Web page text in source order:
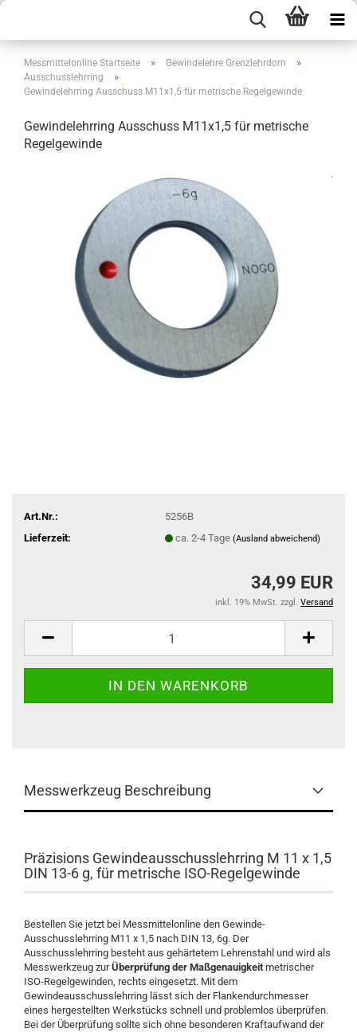
Messmittelonline Startseite » Gewindelehre Grenzlehrdorn »
Ausschusslehrring »
Gewindelehrring Ausschuss M11x1,5 für metrische Regelgewinde
Gewindelehrring Ausschuss M11x1,5 für metrische
Regelgewinde
.
Art.Nr.:
5256B
Lieferzeit:
ca. 2-4 Tage (Ausland abweichend)
34,99 EUR
inkl. 19% MwSt. zzgl. Versand
Messwerkzeug Beschreibung
Präzisions Gewindeausschusslehrring M 11 x 1,5
DIN 13-6 g, für metrische ISO-Regelgewinde
Bestellen Sie jetzt bei Messmittelonline den Gewinde-
Ausschusslehrring M11 x 1,5 nach DIN 13, 6g. Der
Ausschusslehrring besteht aus gehärtetem Lehrenstahl und wird als
Messwerkzeug zurÜberprüfung der Maßgenauigkeitmetrischer
ISO-Regelgewinden, rechts eingesetzt. Mit dem
Gewindeausschusslehrring lässt sich der Flankendurchmesser
eines hergestellten Werkstücks schnell und problemlos überprüfen.
Bei der Überprüfung sollte sich ohne besonderen Kraftaufwand der